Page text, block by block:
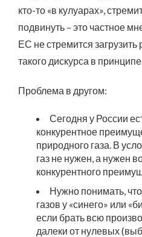
кто-то «в кулуарах»,
подвинуть – это частное
ЕС не стремится
такого дискурса в
Проблема в другом:
Сегодня у России
конкурентное
природного газа. В
газ не нужен, а нужен
конкурентного
Нужно понимать,
газов у «синего» или
если брать всю
далеки от нулевых